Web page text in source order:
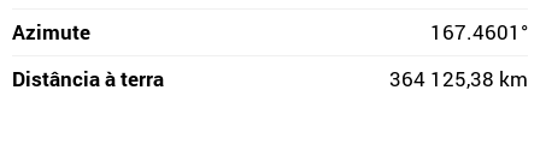
Azimute
167.4601°
Distância à terra
364 125,38 km